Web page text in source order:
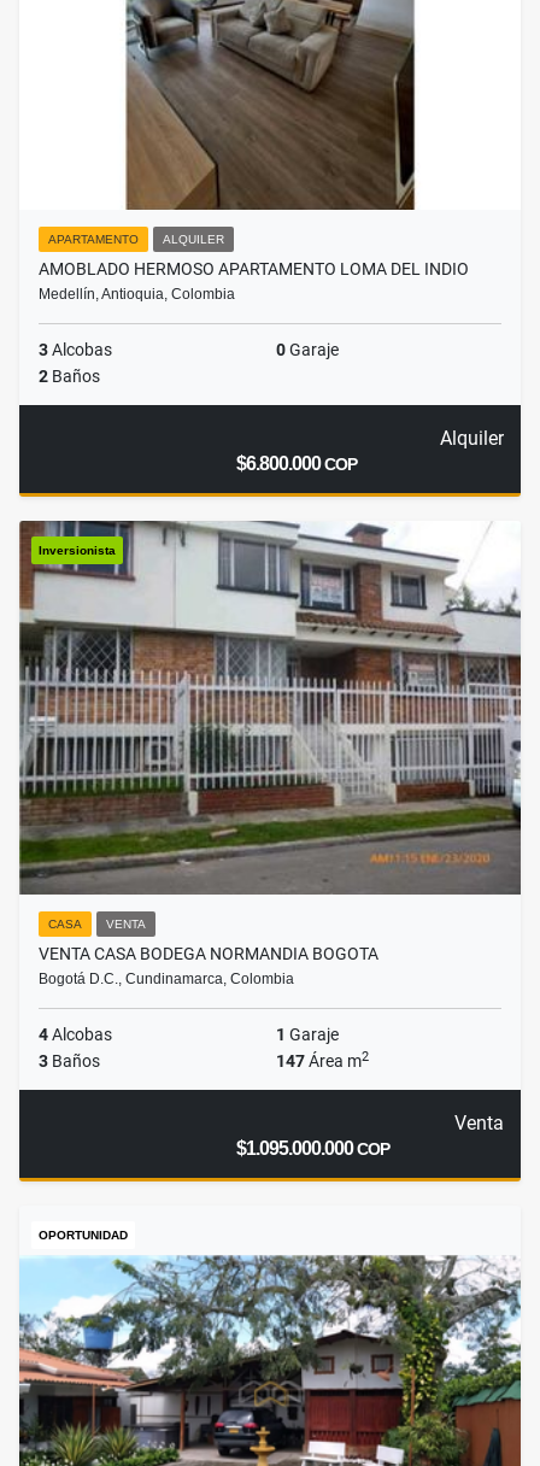
APARTAMENTO ALQUILER
AMOBLADO HERMOSO APARTAMENTO LOMA DEL INDIO
Medellín, Antioquia, Colombia
3Alcobas 0Garaje
2 Baños
Alquiler
$6.800.000COP
Inversionista
CASA VENTA
VENTA CASA BODEGA NORMANDIA BOGOTA
Bogotá D.C., Cundinamarca, Colombia
4Alcobas 1 Garaje
3 Baños 147Área m2
Venta
$1.095.000.000COP
OPORTUNIDAD